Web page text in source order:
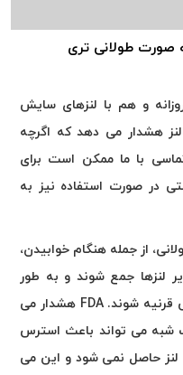
صورت طولانی تری
و هم با لنزهای سایش
هشدار می دهد که اگرچه
با ما ممکن است برای
در صورت استفاده نیز به
از جمله هنگام خوابیدن،
لنزها جمع شوند و به طور
بالقوه منجر به عفونت چشم یا عوارض قرنیه شوند. FDA هشدار می
شبه می تواند باعث استرس
لنز حاصل نمی شود و این می